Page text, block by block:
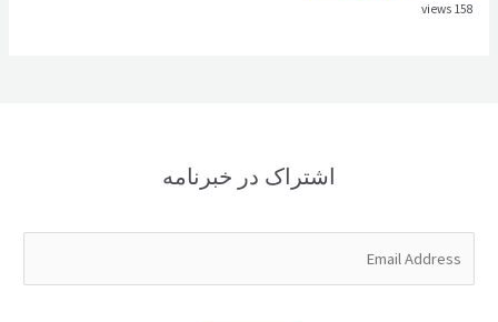
158 views
اشتراک در خبرنامه